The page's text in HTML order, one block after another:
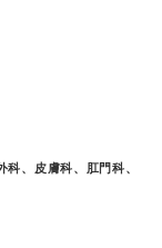
科、皮膚科、肛門科、